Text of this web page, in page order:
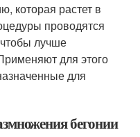
которая растет в
проводятся
лучше
для этого
для
бегонии